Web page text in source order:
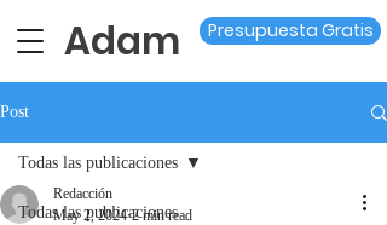
Adam Presupuesta Gratis
Post
Todas las publicaciones
Todas las publicaciones
Redacción
May 2, 2024 2 min read